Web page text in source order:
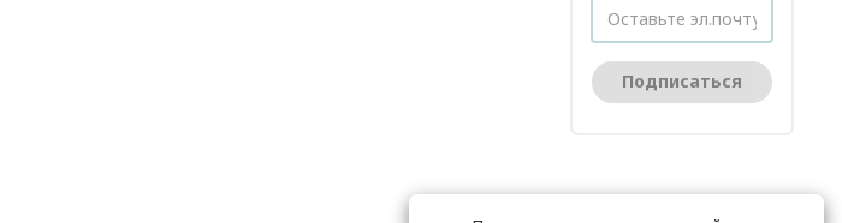
Подписаться